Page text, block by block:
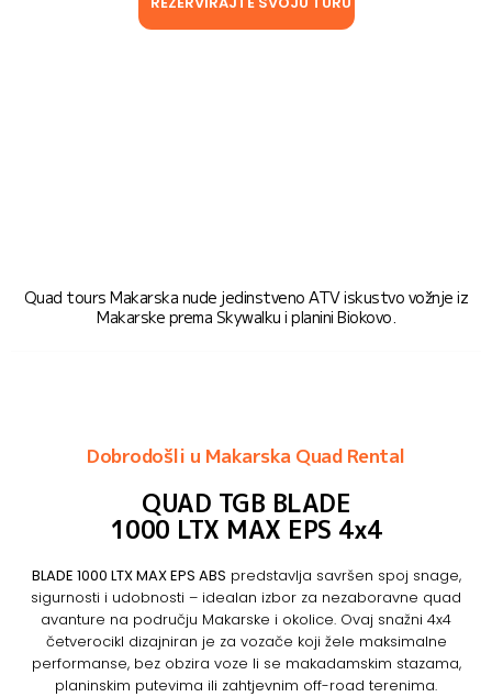
Quad tours Makarska nude jedinstveno ATV iskustvo vožnje iz
Makarske prema Skywalku i planini Biokovo.
Dobrodošli u Makarska Quad Rental
QUAD TGB BLADE
1000 LTX MAX EPS 4x4
BLADE 1000 LTX MAX EPS ABS predstavlja savršen spoj snage,
sigurnosti i udobnosti – idealan izbor za nezaboravne quad
avanture na području Makarske i okolice. Ovaj snažni 4x4
četverocikl dizajniran je za vozače koji žele maksimalne
performanse, bez obzira voze li se makadamskim stazama,
planinskim putevima ili zahtjevnim off-road terenima.